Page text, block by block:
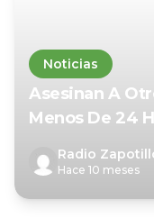
Noticias
Asesinan A
Menos De 24
Radio
Hace 10 meses